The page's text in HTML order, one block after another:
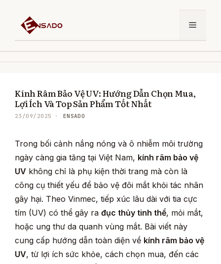
dung
Menu
Kính Râm Bảo Vệ UV: Hướng Dẫn Chọn Mua,
Lợi Ích Và Top Sản Phẩm Tốt Nhất
23/09/2025 ENSADO
Trong bối cảnh nắng nóng và ô nhiễm môi trường
ngày càng gia tăng tại Việt Nam, kính râm bảo vệ
UV không chỉ là phụ kiện thời trang mà còn là
công cụ thiết yếu để bảo vệ đôi mắt khỏi tác nhân
gây hại. Theo Vinmec, tiếp xúc lâu dài với tia cực
tím (UV) có thể gây ra đục thủy tinh thể, mỏi mắt,
hoặc ung thư da quanh vùng mắt. Bài viết này
cung cấp hướng dẫn toàn diện về kính râm bảo vệ
UV, từ lợi ích sức khỏe, cách chọn mua, đến các